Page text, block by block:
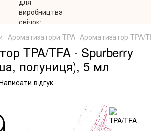
Ароматизатори TPA Ароматизатор TPA/
TPA/TFA - Spurberry
полуниця), 5 мл
Написати відгук